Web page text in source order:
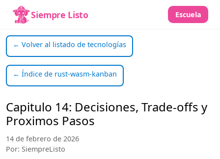
Siempre Listo Escuela
← Volver al listado de tecnologías
← Índice de rust-wasm-kanban
Capitulo 14: Decisiones, Trade-offs y
Proximos Pasos
14 de febrero de 2026
Por: SiempreListo